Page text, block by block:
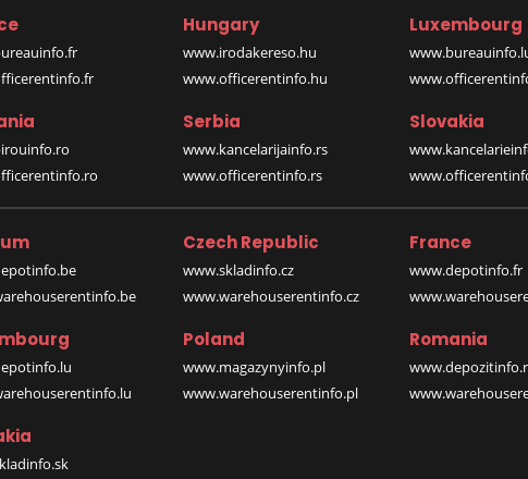
Hungary
www.irodakereso.hu
www.officerentinfo.hu
Luxembourg
Serbia
www.kancelarijainfo.rs
www.officerentinfo.rs
Slovakia
Czech Republic
www.skladinfo.cz
www.warehouserentinfo.cz
France
www.depotinfo.fr
Poland
www.magazynyinfo.pl
www.warehouserentinfo.pl
Romania